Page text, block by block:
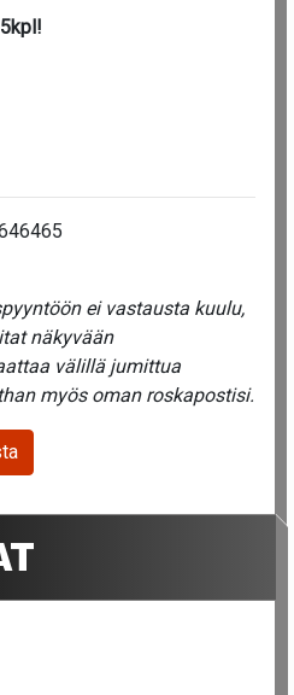
ei vastausta kuulu,
näkyvään
välillä jumittua
myös oman roskapostisi.